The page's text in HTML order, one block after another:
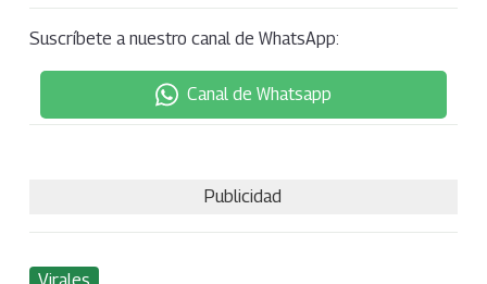
Suscríbete a nuestro canal de WhatsApp:
Canal de Whatsapp
Publicidad